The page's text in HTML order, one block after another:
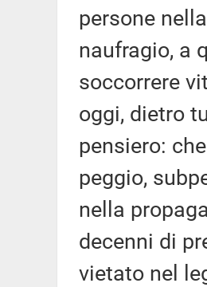
persone
naufragio, a
soccorrere
oggi, dietro
pensiero:
peggio,
nella
decenni di
vietato nel